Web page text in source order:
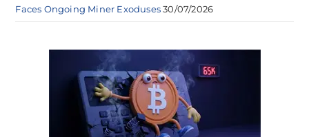
Faces Ongoing Miner Exoduses 30/07/2026